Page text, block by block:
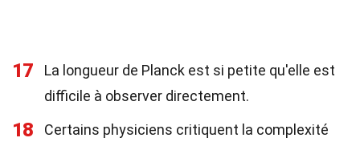
17
La longueur de Planck est si petite qu'elle est
difficile à observer directement.
18
Certains physiciens critiquent la complexité